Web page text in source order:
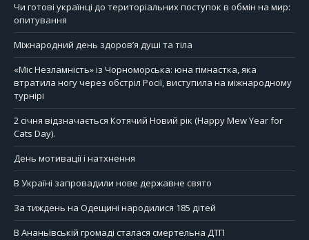
Чи готові українці до територіальних поступок в обмін на мир:
опитування
Міжнародний день здоров’я душі та тіла
«Міс Незламність» із Чорноморська: юна гімнастка, яка
втратила ногу через обстріл Росії, виступила на міжнародному
турнірі
2 січня відзначається Котячий Новий рік (Happy Mew Year for
Cats Day).
День мотивації і натхнення
В Україні запровадили нове державне свято
За тиждень на Одещині народилися 185 дітей
В Ананьївській громаді сталася смертельна ДТП